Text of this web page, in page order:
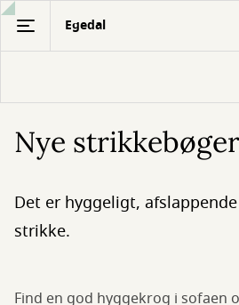
Gå
hovedindhold
Egedal
Nye strikkebøger
Det er hyggeligt,
strikke.
Find en god hyggekrog i sofaen